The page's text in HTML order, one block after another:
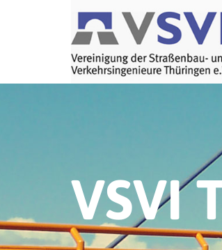
VSVI